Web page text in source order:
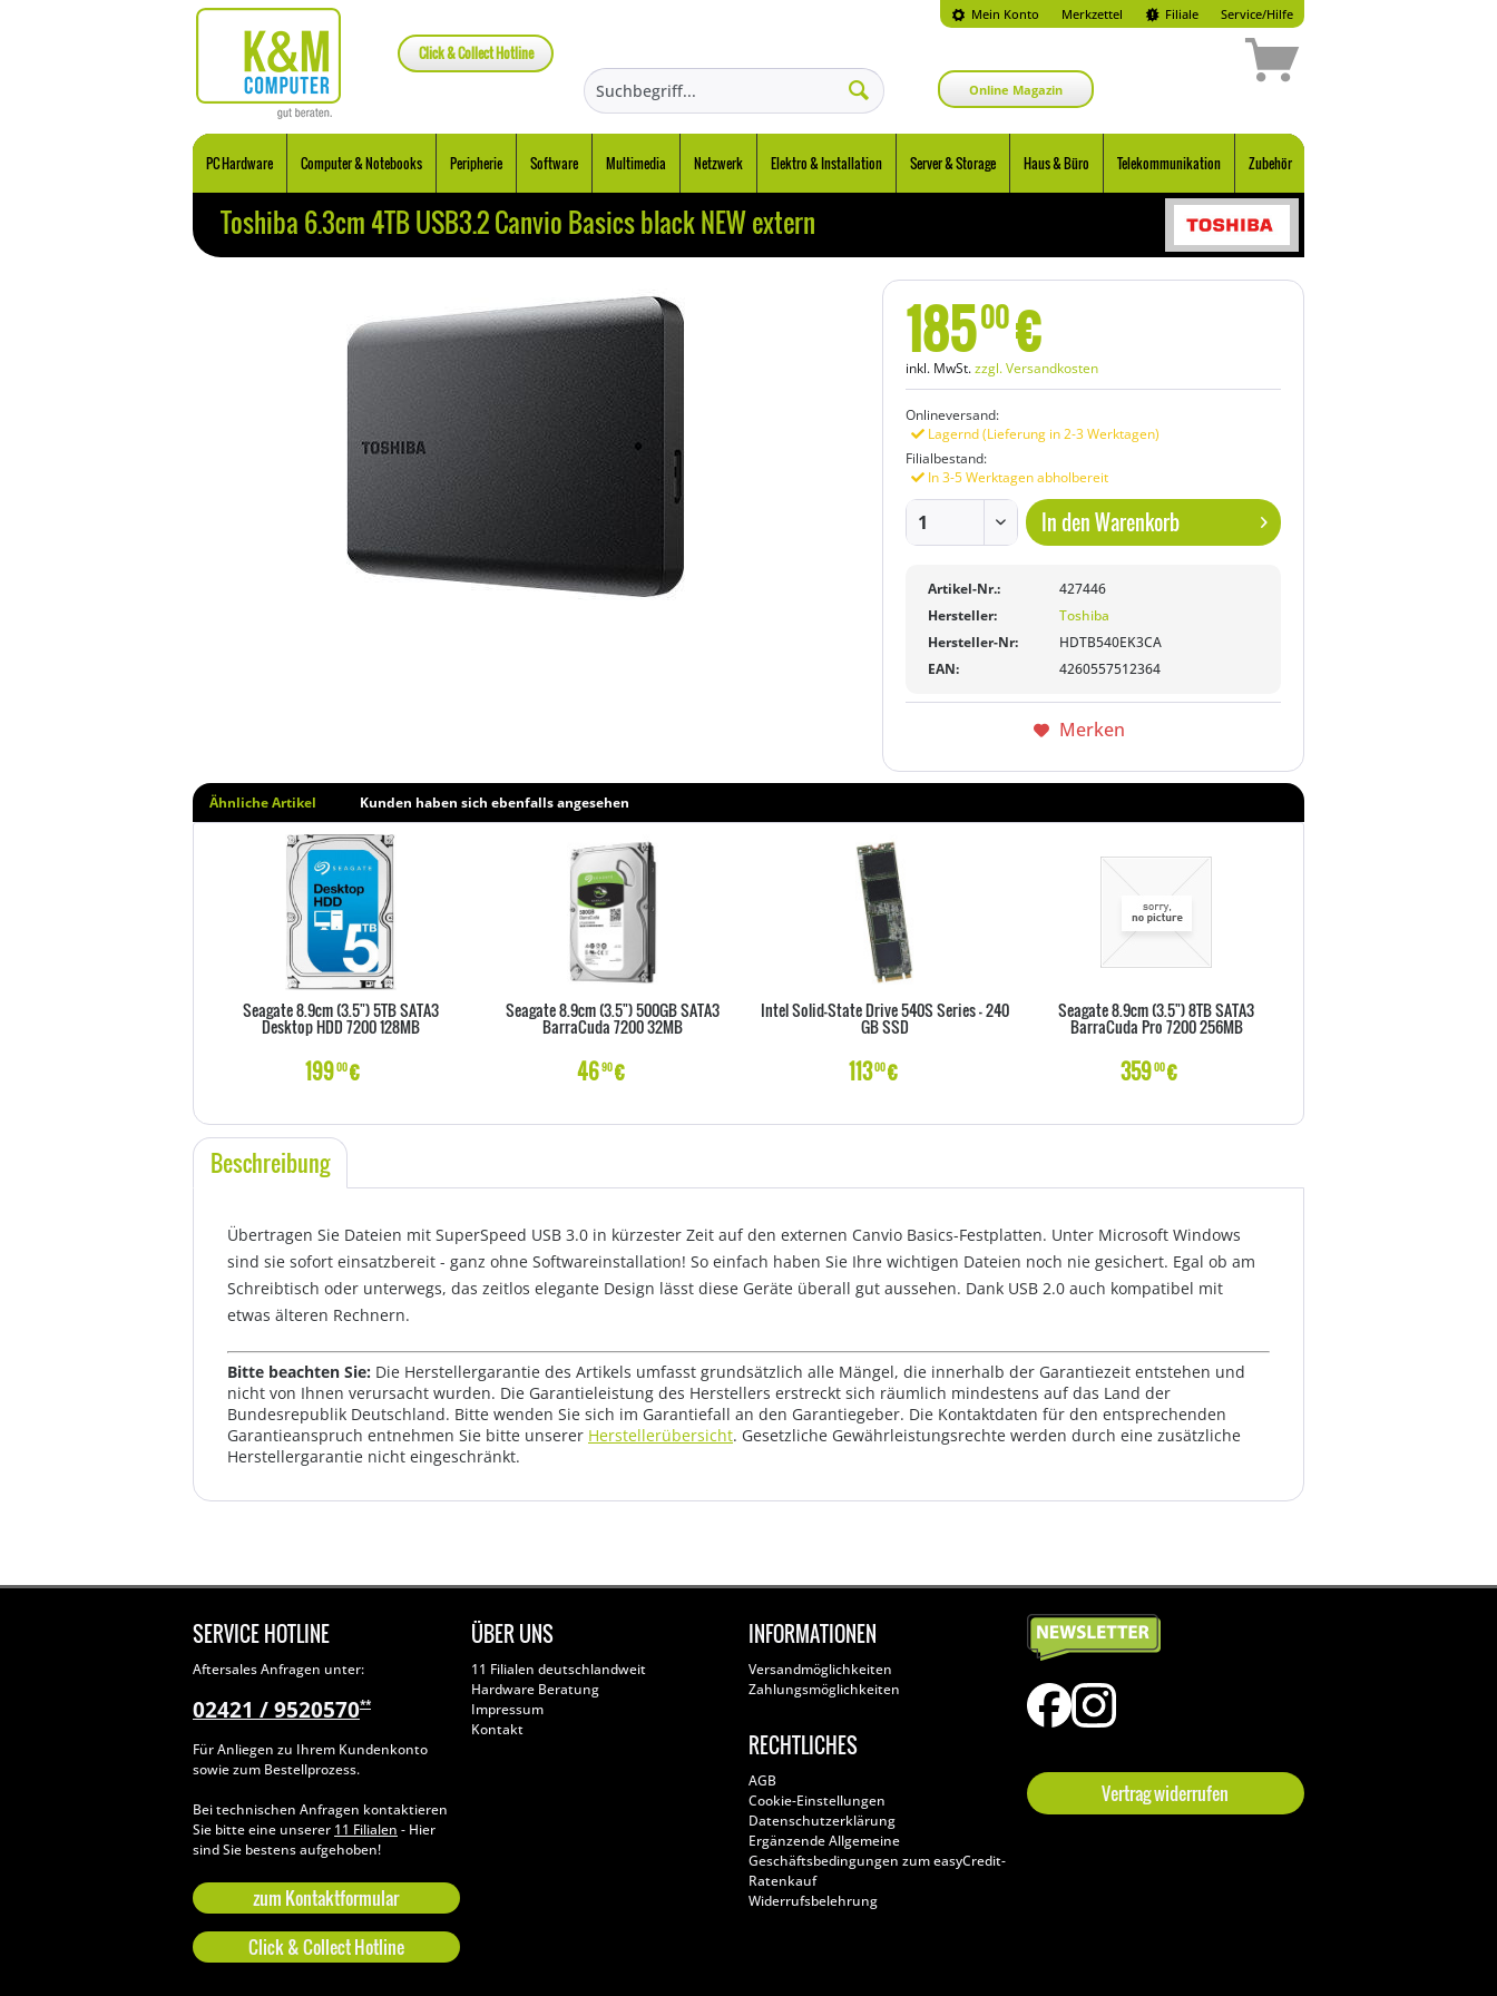
Mein Konto Merkzettel
Click & Collect Hotline
Filiale Service/Hilfe
Online Magazin
PC Hardware Computer & Notebooks Peripherie Software Multimedia Netzwerk Elektro & Installation Server & Storage Haus & Büro Telekommunikation Zubehör
Toshiba 6.3cm 4TB USB3.2 Canvio Basics black NEW extern
18500€
inkl. MwSt.zzgl. Versandkosten
Onlineversand:
Lagernd (Lieferung in 2-3 Werktagen)
Filialbestand:
In 3-5 Werktagen abholbereit
In denWarenkorb
Artikel-Nr.:
427446
Hersteller:
Toshiba
Hersteller-Nr:
HDTB540EK3CA
EAN:
4260557512364
Merken
Ähnliche Artikel Kunden haben sich ebenfalls angesehen
Seagate 8.9cm (3.5") 5TB SATA3
Desktop HDD 7200 128MB
19900€
Seagate 8.9cm (3.5") 500GB SATA3
BarraCuda 7200 32MB
4690€
Intel Solid-State Drive 540S Series - 240
GB SSD
11300€
Seagate 8.9cm (3.5") 8TB SATA3
BarraCuda Pro 7200 256MB
35900€
Beschreibung
Übertragen Sie Dateien mit SuperSpeed USB 3.0 in kürzester Zeit auf den externen Canvio Basics-Festplatten. Unter Microsoft Windows
sind sie sofort einsatzbereit - ganz ohne Softwareinstallation! So einfach haben Sie Ihre wichtigen Dateien noch nie gesichert. Egal ob am
Schreibtisch oder unterwegs, das zeitlos elegante Design lässt diese Geräte überall gut aussehen. Dank USB 2.0 auch kompatibel mit
etwas älteren Rechnern.
Bitte beachten Sie: Die Herstellergarantie des Artikels umfasst grundsätzlich alle Mängel, die innerhalb der Garantiezeit entstehen und
nicht von Ihnen verursacht wurden. Die Garantieleistung des Herstellers erstreckt sich räumlich mindestens auf das Land der
Bundesrepublik Deutschland. Bitte wenden Sie sich im Garantiefall an den Garantiegeber. Die Kontaktdaten für den entsprechenden
Garantieanspruch entnehmen Sie bitte unserer Herstellerübersicht. Gesetzliche Gewährleistungsrechte werden durch eine zusätzliche
Herstellergarantie nicht eingeschränkt.
SERVICE HOTLINE
Aftersales Anfragen unter:
02421 / 9520570**
Für Anliegen zu Ihrem Kundenkonto
sowie zum Bestellprozess.
Bei technischen Anfragen kontaktieren
Sie bitte eine unserer 11 Filialen - Hier
sind Sie bestens aufgehoben!
zum Kontaktformular
Click & Collect Hotline
ÜBER UNS
11 Filialen deutschlandweit
Hardware Beratung
Impressum
Kontakt
INFORMATIONEN
Versandmöglichkeiten
Zahlungsmöglichkeiten
RECHTLICHES
AGB
Cookie-Einstellungen
Datenschutzerklärung
Ergänzende Allgemeine
Geschäftsbedingungen zum easyCredit-
Ratenkauf
Widerrufsbelehrung
Vertrag widerrufen